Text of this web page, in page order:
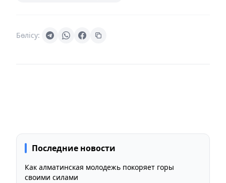
Бөлісу:
Последние новости
Как алматинская молодежь покоряет горы
своими силами